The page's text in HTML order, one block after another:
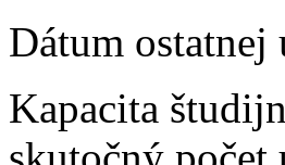
Dátum
Kapacita